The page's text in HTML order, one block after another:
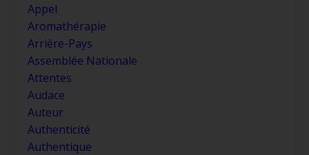
Appel
Aromathérapie
Arrière-Pays
Assemblée Nationale
Attentes
Audace
Auteur
Authenticité
Authentique